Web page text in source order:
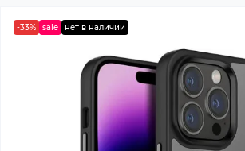
-33% sale нет в наличии